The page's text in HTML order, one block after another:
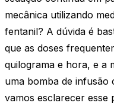
mecânica utilizando
fentanil? A dúvida é
que as doses
quilograma e hora, e a
uma bomba de infusão
vamos esclarecer esse